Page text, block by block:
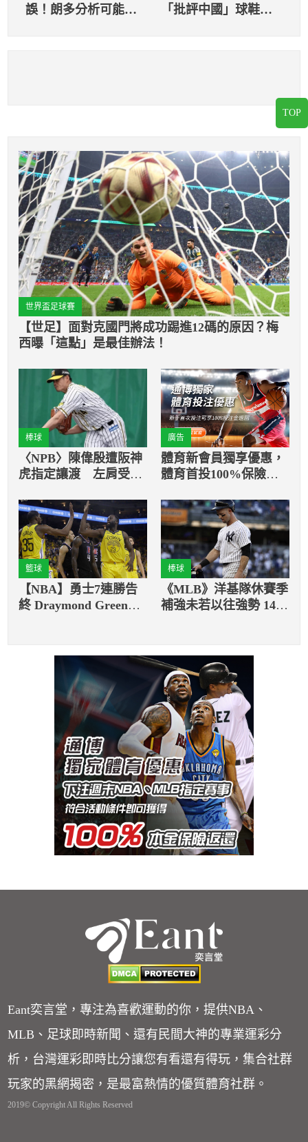
誤！朗多分析可能原
「批評中國」球鞋
世界盃足球賽
【世足】面對克國門將成功踢進12碼的原因？梅
西曝「這點」是最佳辦法！
棒球
〈NPB〉陳偉殷遭阪神
虎指定讓渡 左肩受傷
廣告
體育新會員獨享優惠，
體育首投100%保險返
籃球
【NBA】勇士7連勝告
終 Draymond Green期
棒球
《MLB》洋基隊休賽季
補強未若以往強勢 14年
TOP
Eant奕言堂，專注為喜歡運動的你，提供NBA、
MLB、足球即時新聞、還有民間大神的專業運彩分
析，台灣運彩即時比分讓您有看還有得玩，集合社群
玩家的黑網揭密，是最富熱情的優質體育社群。
2019© Copyright All Rights Reserved